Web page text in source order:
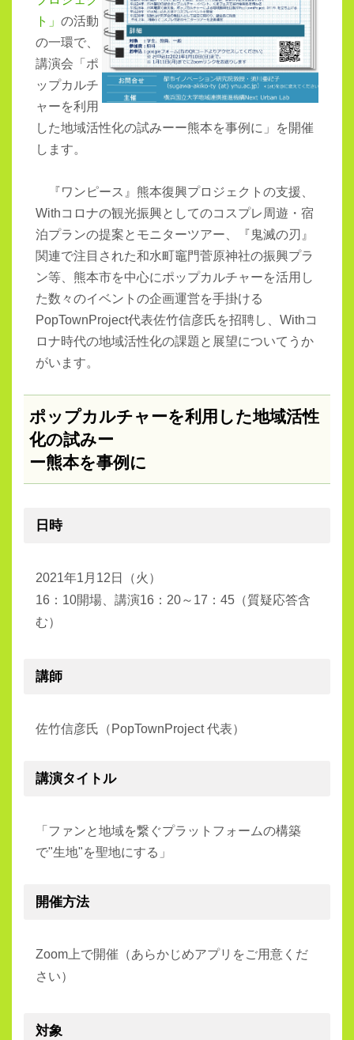
ト」 の活動
の一環で、
講演会「ポ
ップカルチ
ャーを利用
した地域活性化の試みーー熊本を事例に」を開催
します。
『ワンピース』熊本復興プロジェクトの支援、
Withコロナの観光振興としてのコスプレ周遊・宿
泊プランの提案とモニターツアー、『鬼滅の刃』
関連で注目された和水町竈門菅原神社の振興プラ
ン等、熊本市を中心にポップカルチャーを活用し
た数々のイベントの企画運営を手掛ける
PopTownProject代表佐竹信彦氏を招聘し、Withコ
ロナ時代の地域活性化の課題と展望についてうか
がいます。
ポップカルチャーを利用した地域活性
化の試みー
ー熊本を事例に
日時
2021年1月12日（火）
16：10開場、講演16：20～17：45（質疑応答含
む）
講師
佐竹信彦氏（PopTownProject 代表）
講演タイトル
「ファンと地域を繋ぐプラットフォームの構築
で"生地"を聖地にする」
開催方法
Zoom上で開催（あらかじめアプリをご用意くだ
さい）
対象